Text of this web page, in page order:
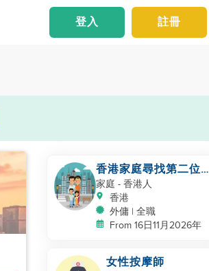
註冊
登入
香港家庭尋找第二位幫
手照顧幼兒
家庭 - 香港人
香港
外傭 | 全職
From 16日11月2026年
女性按摩師